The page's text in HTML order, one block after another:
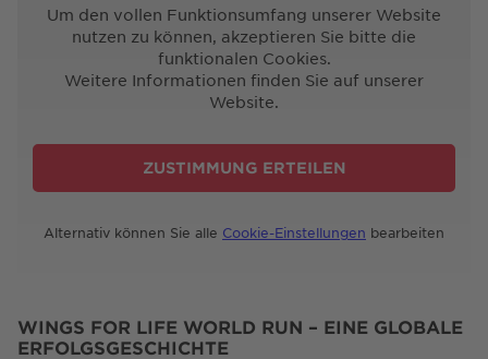
Um den vollen Funktionsumfang unserer Website
nutzen zu können, akzeptieren Sie bitte die
funktionalen Cookies.
Weitere Informationen finden Sie auf unserer
Website.
ZUSTIMMUNG ERTEILEN
Alternativ können Sie alle Cookie-Einstellungen bearbeiten
WINGS FOR LIFE WORLD RUN – EINE GLOBALE
ERFOLGSGESCHICHTE